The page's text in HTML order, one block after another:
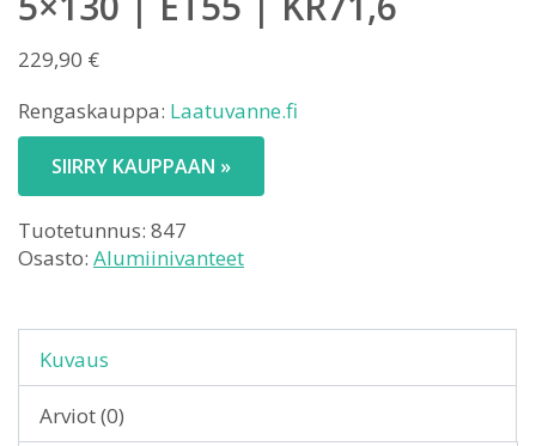
229,90 €
Rengaskauppa: Laatuvanne.fi
SIIRRY KAUPPAAN »
Tuotetunnus: 847
Osasto: Alumiinivanteet
Kuvaus
Arviot (0)